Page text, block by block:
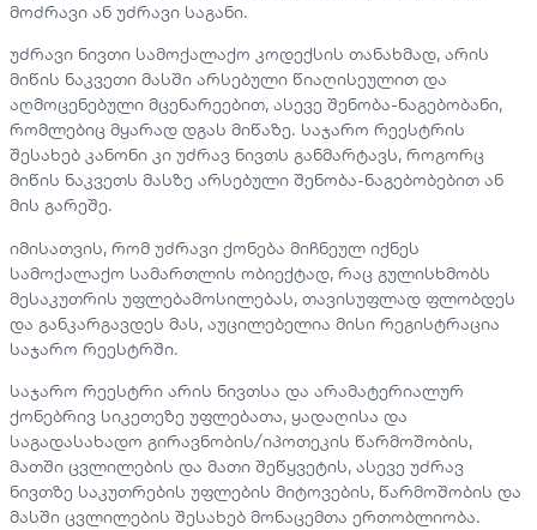
მოძრავი ან უძრავი საგანი.
უძრავი ნივთი სამოქალაქო კოდექსის თანახმად, არის
მიწის ნაკვეთი მასში არსებული წიაღისეულით და
აღმოცენებული მცენარეებით, ასევე შენობა-ნაგებობანი,
რომლებიც მყარად დგას მიწაზე. საჯარო რეესტრის
შესახებ კანონი კი უძრავ ნივთს განმარტავს, როგორც
მიწის ნაკვეთს მასზე არსებული შენობა-ნაგებობებით ან
მის გარეშე.
იმისათვის, რომ უძრავი ქონება მიჩნეულ იქნეს
სამოქალაქო სამართლის ობიექტად, რაც გულისხმობს
მესაკუთრის უფლებამოსილებას, თავისუფლად ფლობდეს
და განკარგავდეს მას, აუცილებელია მისი რეგისტრაცია
საჯარო რეესტრში.
საჯარო რეესტრი არის ნივთსა და არამატერიალურ
ქონებრივ სიკეთეზე უფლებათა, ყადაღისა და
საგადასახადო გირავნობის/იპოთეკის წარმოშობის,
მათში ცვლილების და მათი შეწყვეტის, ასევე უძრავ
ნივთზე საკუთრების უფლების მიტოვების, წარმოშობის და
მასში ცვლილების შესახებ მონაცემთა ერთობლიობა.